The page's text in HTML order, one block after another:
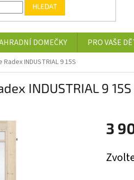
HLEDAT
DOMEČKY PRO VAŠE
INDUSTRIAL 9 15S
INDUSTRIAL 9 15S
3
cena: